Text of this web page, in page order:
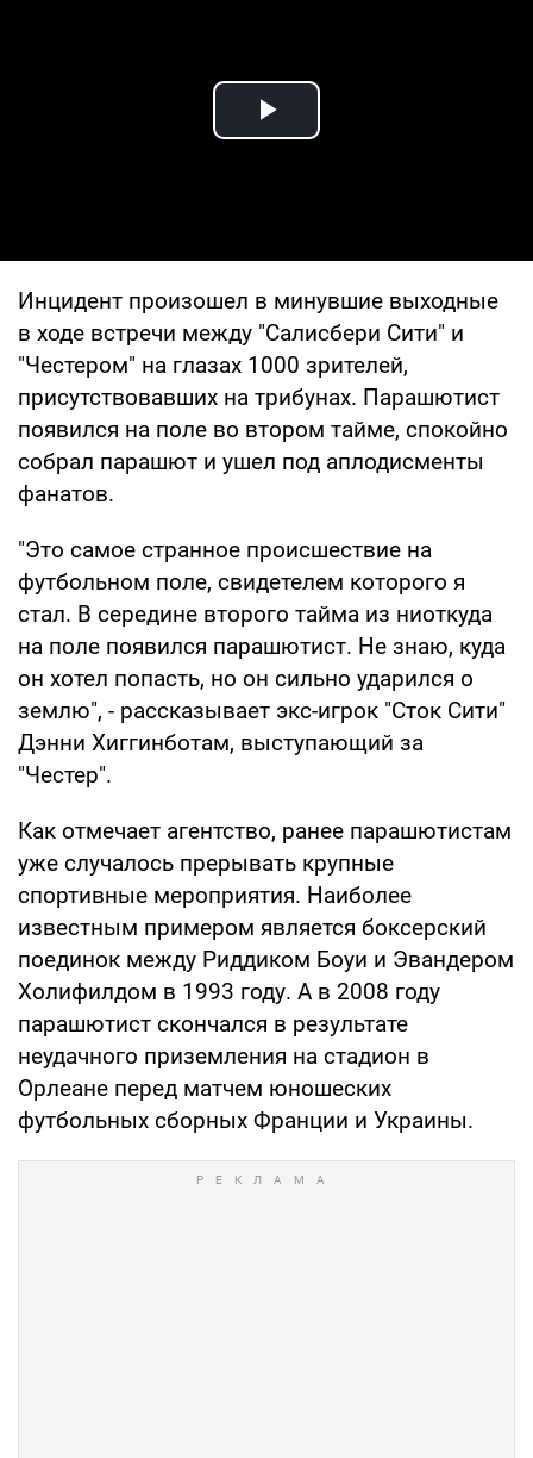
Play Video
Инцидент произошел в минувшие выходные
в ходе встречи между "Салисбери Сити" и
"Честером" на глазах 1000 зрителей,
присутствовавших на трибунах. Парашютист
появился на поле во втором тайме, спокойно
собрал парашют и ушел под аплодисменты
фанатов.
"Это самое странное происшествие на
футбольном поле, свидетелем которого я
стал. В середине второго тайма из ниоткуда
на поле появился парашютист. Не знаю, куда
он хотел попасть, но он сильно ударился о
землю", - рассказывает экс-игрок "Сток Сити"
Дэнни Хиггинботам, выступающий за
"Честер".
Как отмечает агентство, ранее парашютистам
уже случалось прерывать крупные
спортивные мероприятия. Наиболее
известным примером является боксерский
поединок между Риддиком Боуи и Эвандером
Холифилдом в 1993 году. А в 2008 году
парашютист скончался в результате
неудачного приземления на стадион в
Орлеане перед матчем юношеских
футбольных сборных Франции и Украины.